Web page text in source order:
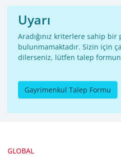
Uyarı
Aradığınız kriterlere sahip
bulunmamaktadır. Sizin için
dilerseniz, lütfen talep
Gayrimenkul Talep Formu
GLOBAL